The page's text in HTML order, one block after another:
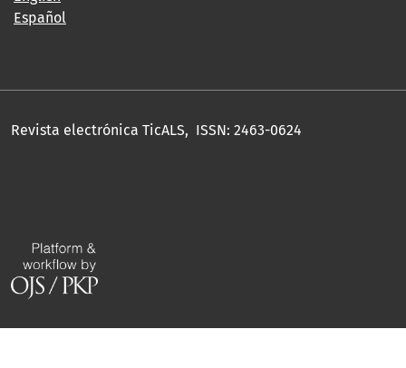
Español
Revista electrónica TicALS, ISSN: 2463-0624